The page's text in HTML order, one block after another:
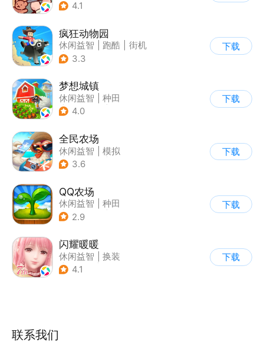
4.1
疯狂动物园
休闲益智 跑酷
街机
| 像素风
3.3
下载
梦想城镇
休闲益智
种田
| 田园生活
4.0
下载
全民农场
休闲益智
模拟
| 田园生活
3.6
下载
QQ农场
休闲益智
种田
| 田园生活
2.9
下载
闪耀暖暖
休闲益智
换装
| 美少女
4.1
下载
联系我们